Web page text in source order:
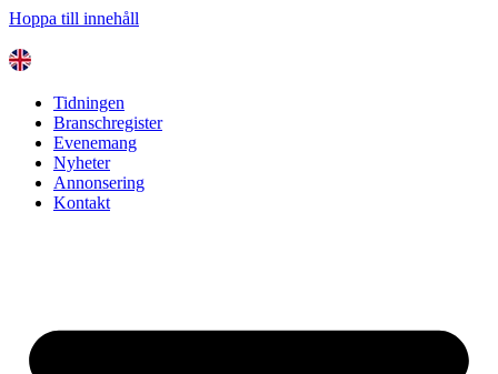
Hoppa till innehåll
Tidningen
Branschregister
Evenemang
Nyheter
Annonsering
Kontakt